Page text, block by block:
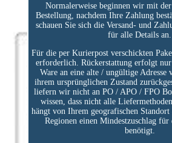
Normalerweise beginnen wir mit
Bestellung, nachdem Ihre Zahlung
schauen Sie sich die Versand- und
für alle Details an.
Für die per Kurierpost verschickten
erforderlich. Rückerstattung erfolgt
Ware an eine alte / ungültige Adresse
ihrem ursprünglichen Zustand
liefern wir nicht an PO / APO / FPO
wissen, dass nicht alle
hängt von Ihrem geografischen
Regionen einen Mindestzuschlag für
benötigt.